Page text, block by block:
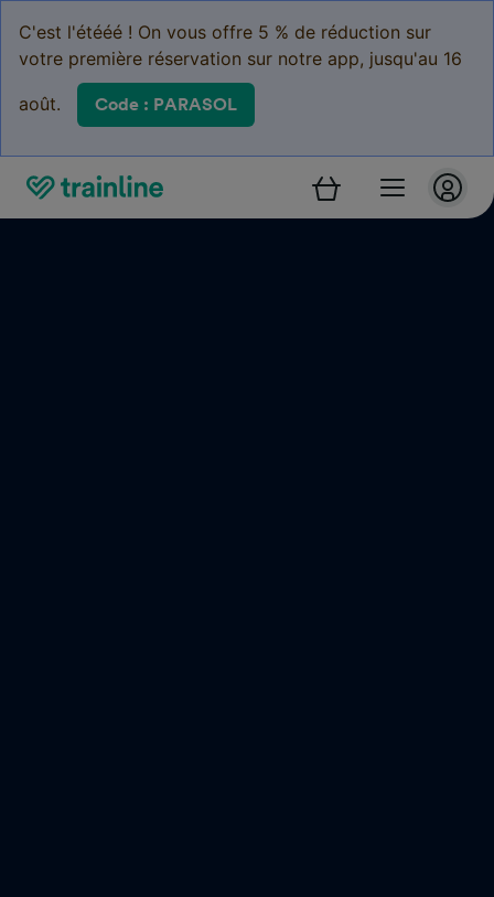
C'est l'étééé ! On vous offre 5 % de réduction sur
votre première réservation sur notre app, jusqu'au 16
août. Code : PARASOL